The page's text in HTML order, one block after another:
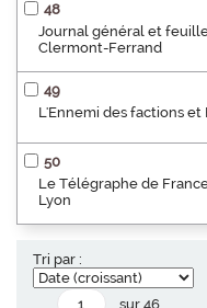
48
Journal général et
Clermont-Ferrand
49
L'Ennemi des factions et
50
Le Télégraphe de
Lyon
Tri par :
sur 46